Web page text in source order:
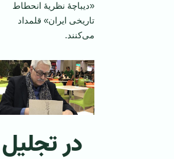
«دیباچۀ نظریۀ انحطاط
تاریخی ایران» قلمداد
می‌کنند.
در تجلیل